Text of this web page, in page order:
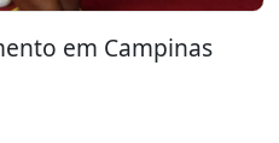
em Campinas